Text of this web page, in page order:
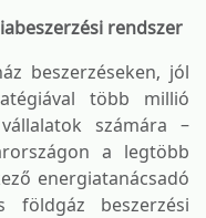
rendszer
beszerzéseken, jól
több millió
számára –
a legtöbb
energiatanácsadó
földgáz beszerzési